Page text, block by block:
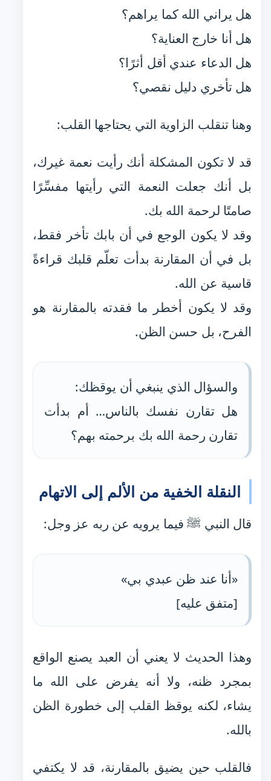
هل يراني الله كما يراهم؟
هل أنا خارج العناية؟
هل الدعاء عندي أقل أثرًا؟
هل تأخري دليل نقصي؟
وهنا تنقلب الزاوية التي يحتاجها القلب:
قد لا تكون المشكلة أنك رأيت نعمة غيرك،
بل أنك جعلت النعمة التي رأيتها مفسِّرًا
صامتًا لرحمة الله بك.
وقد لا يكون الوجع في أن بابك تأخر فقط،
بل في أن المقارنة بدأت تعلّم قلبك قراءةً
قاسية عن الله.
وقد لا يكون أخطر ما فقدته بالمقارنة هو
الفرح، بل حسن الظن.
والسؤال الذي ينبغي أن يوقظك:
هل تقارن نفسك بالناس… أم بدأت
تقارن رحمة الله بك برحمته بهم؟
النقلة الخفية من الألم إلى الاتهام
قال النبي ﷺ فيما يرويه عن ربه عز وجل:
«أنا عند ظن عبدي بي»
[متفق عليه]
وهذا الحديث لا يعني أن العبد يصنع الواقع
بمجرد ظنه، ولا أنه يفرض على الله ما
يشاء، لكنه يوقظ القلب إلى خطورة الظن
بالله.
فالقلب حين يضيق بالمقارنة، قد لا يكتفي